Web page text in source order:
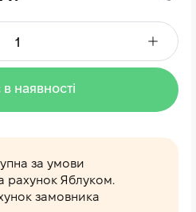
наявності
за умови
рахунок Яблуком.
замовника